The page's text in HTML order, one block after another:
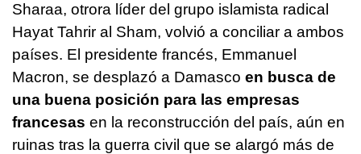
Sharaa, otrora líder del grupo islamista radical
Hayat Tahrir al Sham, volvió a conciliar a ambos
países. El presidente francés, Emmanuel
Macron, se desplazó a Damasco en busca de
una buena posición para las empresas
francesas en la reconstrucción del país, aún en
ruinas tras la guerra civil que se alargó más de